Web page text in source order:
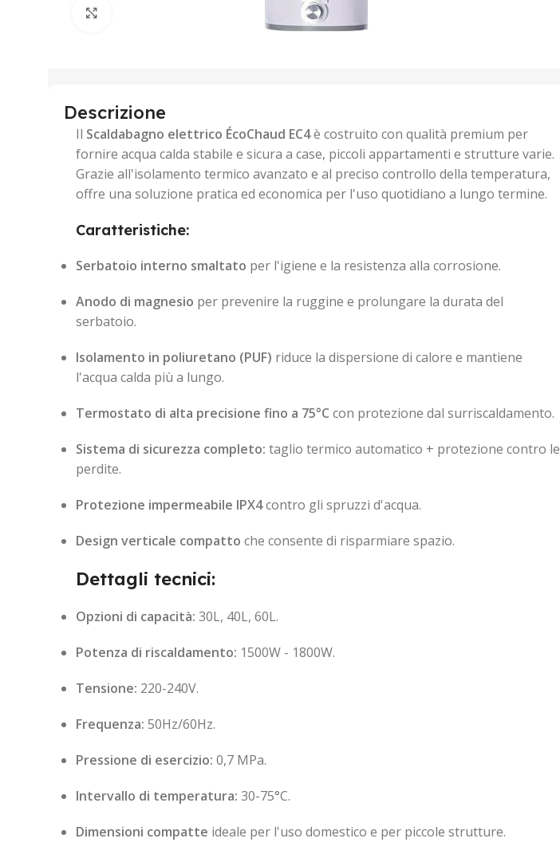
Descrizione
Il Scaldabagno elettrico ÉcoChaud EC4è costruito con qualità premium per
fornire acqua calda stabile e sicura a case, piccoli appartamenti e strutture varie.
Grazie all'isolamento termico avanzato e al preciso controllo della temperatura,
offre una soluzione pratica ed economica per l'uso quotidiano a lungo termine.
Caratteristiche:
Serbatoio interno smaltato per l'igiene e la resistenza alla corrosione.
Anodo di magnesio per prevenire la ruggine e prolungare la durata del
serbatoio.
Isolamento in poliuretano (PUF) riduce la dispersione di calore e mantiene
l'acqua calda più a lungo.
Termostato di alta precisione fino a 75°C con protezione dal surriscaldamento.
Sistema di sicurezza completo: taglio termico automatico + protezione contro le
perdite.
Protezione impermeabile IPX4contro gli spruzzi d'acqua.
Design verticale compatto che consente di risparmiare spazio.
Dettagli tecnici:
Opzioni di capacità: 30L, 40L, 60L.
Potenza di riscaldamento: 1500W - 1800W.
Tensione: 220-240V.
Frequenza: 50Hz/60Hz.
Pressione di esercizio: 0,7 MPa.
Intervallo di temperatura: 30-75°C.
Dimensioni compatte ideale per l'uso domestico e per piccole strutture.